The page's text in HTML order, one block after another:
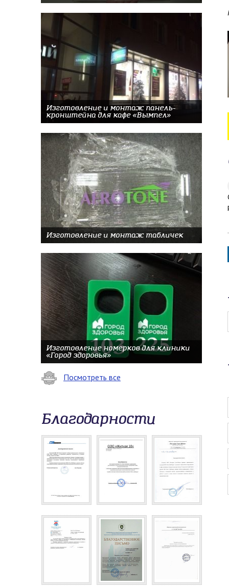
Изготовление и монтаж панель-
кронштейна для кафе «Вымпел»
Изготовление и монтаж табличек
Изготовление номерков для клиники
«Город здоровья»
Посмотреть все
Благодарности